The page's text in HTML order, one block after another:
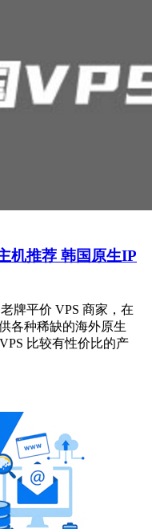
机推荐 韩国原生IP
牌平价 VPS 商家，在
各种稀缺的海外原生
比较有性价比的产